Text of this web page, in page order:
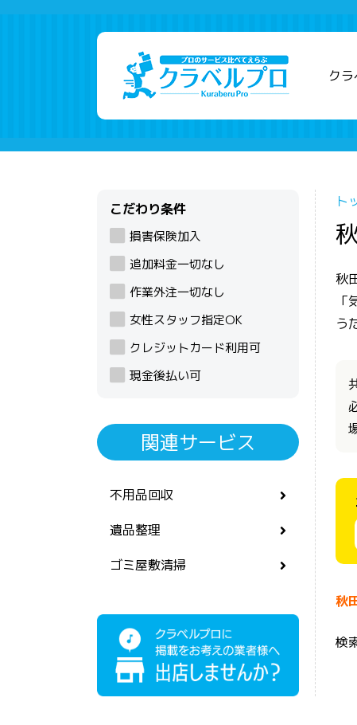
ク
ト
秋
う
秋
検
こだわり条件
損害保険加入
追加料金一切なし
作業外注一切なし
女性スタッフ指定OK
クレジットカード利用可
現金後払い可
関連サービス
不用品回収
遺品整理
ゴミ屋敷清掃